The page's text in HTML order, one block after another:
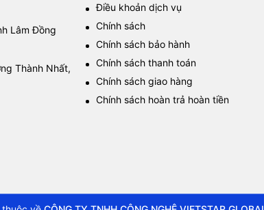
Lâm Đồng
Thành Nhất,
Điều khoản dịch vụ
Chính sách
Chính sách bảo hành
Chính sách thanh toán
Chính sách giao hàng
Chính sách hoàn trả hoàn tiền